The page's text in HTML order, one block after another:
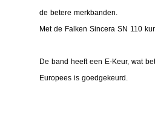
de betere merkbanden.
Met de Falken Sincera SN 110
De band heeft een E-Keur, wat
Europees is goedgekeurd.